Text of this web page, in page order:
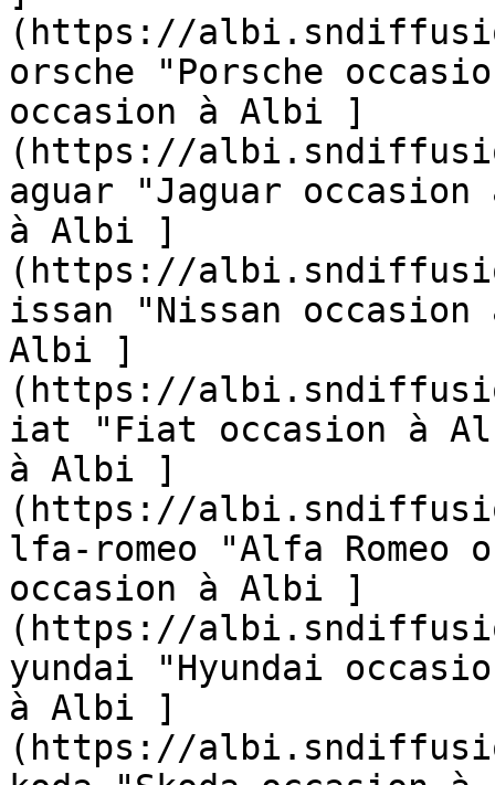
(https://
orsche "Porsche
occasion à Albi ]
(https://
aguar "Jaguar
à Albi ]
(https://
issan "Nissan
Albi ]
(https://
iat "Fiat occasion à
à Albi ]
(https://
lfa-romeo "Alfa Romeo
occasion à Albi ]
(https://
yundai "Hyundai
à Albi ]
(https://